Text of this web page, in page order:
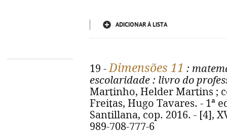
ADICIONAR À LISTA
19 -Dimensões 11 :
escolaridade : livro do
Martinho, Helder Martins ;
Freitas, Hugo Tavares. - 1ª
Santillana, cop. 2016. - [4],
989-708-777-6